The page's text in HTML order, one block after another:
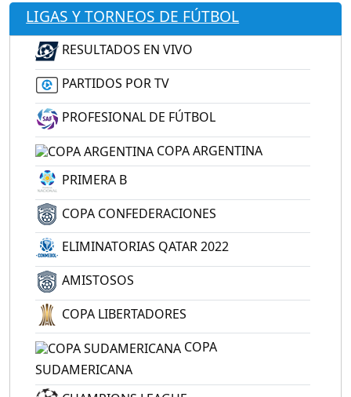
LIGAS Y TORNEOS DE FÚTBOL
RESULTADOS EN VIVO
PARTIDOS POR TV
PROFESIONAL DE FÚTBOL
COPA ARGENTINA
PRIMERA B
COPA CONFEDERACIONES
ELIMINATORIAS QATAR 2022
AMISTOSOS
COPA LIBERTADORES
COPA
SUDAMERICANA